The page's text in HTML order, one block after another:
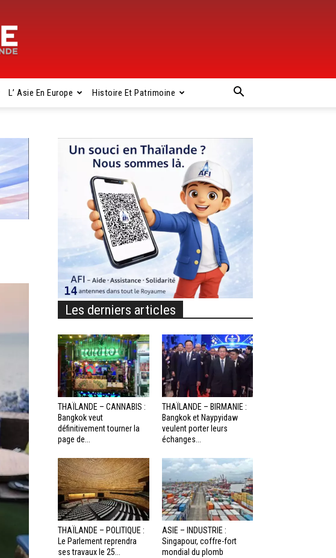
L’ Asie En Europe Histoire Et Patrimoine
Les derniers articles
THAÏLANDE – CANNABIS :
Bangkok veut
définitivement tourner la
page de...
THAÏLANDE – BIRMANIE :
Bangkok et Naypyidaw
veulent porter leurs
échanges...
THAÏLANDE – POLITIQUE :
Le Parlement reprendra
ses travaux le 25...
ASIE – INDUSTRIE :
Singapour, coffre-fort
mondial du plomb